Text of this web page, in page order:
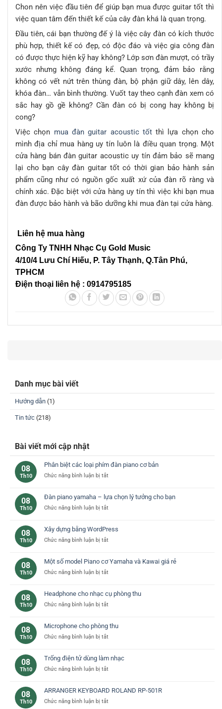
Chon nên việc đầu tiên để giúp bạn mua được guitar tốt thì
việc quan tâm đến thiết kế của cây đàn khá là quan trọng.
Đầu tiên, cái bạn thường đế ý là việc cây đàn có kích thước
phù hợp, thiết kế có đẹp, có độc đáo và việc gia công đàn
có được thực hiện kỹ hay không? Lớp sơn đàn mượt, có trầy
xước nhưng không đáng kể. Quan trọng, đảm bảo rằng
không có vết nứt trên thùng đàn, bộ phận giữ dây, lên dây,
khóa đàn… vẫn bình thường. Vuốt tay theo cạnh đàn xem có
sắc hay gồ gề không? Cần đàn có bị cong hay không bị
cong?
Việc chọn mua đàn guitar acoustic tốtthì lựa chọn cho
mình địa chỉ mua hàng uy tín luôn là điều quan trọng. Một
cửa hàng bán đàn guitar acoustic uy tín đảm bảo sẽ mang
lại cho bạn cây đàn guitar tốt có thời gian bảo hành sản
phẩm cũng như có nguồn gốc xuất xứ của đàn rõ ràng và
chính xác. Đặc biệt với cửa hàng uy tín thì việc khi bạn mua
đàn được bảo hành và bão dưỡng khi mua đàn tại cửa hàng.
Liên hệ mua hàng
Công Ty TNHH Nhạc Cụ Gold Music
4/10/4 Lưu Chí Hiếu, P. Tây Thạnh, Q.Tân Phú,
TPHCM
Điện thoại liên hệ : 0914795185
Danh mục bài viết
Hướng dẫn (1)
Tin tức (218)
Bài viết mới cập nhật
08
Th10
Phân biệt các loại phím đàn piano cơ bản
Chức năng bình luận bị tắtở
các
loại
cơ
08
Th10
Đàn piano yamaha – lựa chọn lý tưởng cho bạn
Chức năng bình luận bị tắtở
yamaha
–
chọn
tưởng
bạn
08
Th10
Xây dựng bằng WordPress
Chức năng bình luận bị tắtở
bằng
WordPress
08
Th10
Một số model Piano cơ Yamaha và Kawai giá rẻ
Chức năng bình luận bị tắtở
model
Piano
Yamaha
Kawai
rẻ
08
Th10
Headphone cho nhạc cụ phòng thu
Chức năng bình luận bị tắtở
nhạc
cụ
thu
08
Th10
Microphone cho phòng thu
Chức năng bình luận bị tắtở
phòng
thu
08
Th10
Trống điện tử dùng làm nhạc
Chức năng bình luận bị tắtở
tử
dùng
08
Th10
ARRANGER KEYBOARD ROLAND RP-501R
Chức năng bình luận bị tắtở